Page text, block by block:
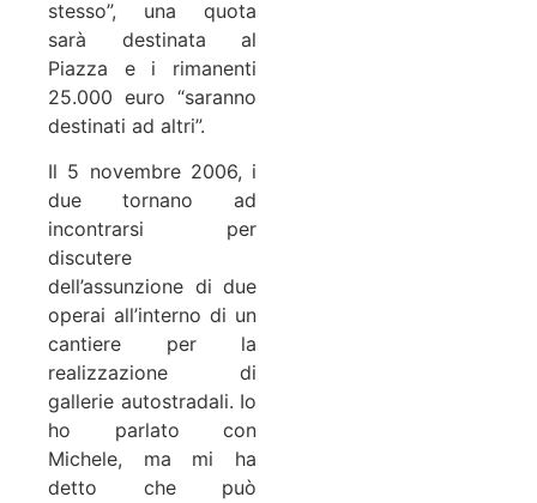
stesso”, una quota
sarà destinata al
Piazza e i rimanenti
25.000 euro “saranno
destinati ad altri”.
Il 5 novembre 2006, i
due tornano ad
incontrarsi per
discutere
dell’assunzione di due
operai all’interno di un
cantiere per la
realizzazione di
gallerie autostradali. Io
ho parlato con
Michele, ma mi ha
detto che può